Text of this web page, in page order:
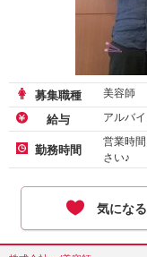
募集職種 美容師
給与 アルバ
勤務時間
営業時
さい♪
気になる